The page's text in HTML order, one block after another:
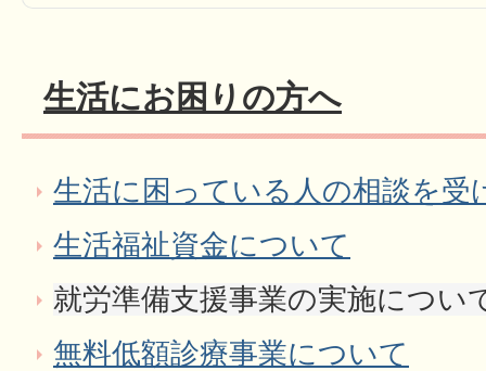
生活にお困りの方へ
生活に困っている人の相談を受
生活福祉資金について
就労準備支援事業の実施につい
無料低額診療事業について